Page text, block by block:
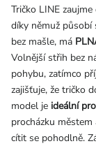
Tričko LINE
díky němuž působí
bez mašle, má
Volnější střih bez
pohybu, zatímco
zajišťuje, že tričko
model je ideální
procházku
cítit se pohodlně.